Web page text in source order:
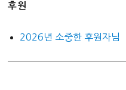
후원
2026년 소중한 후원자님